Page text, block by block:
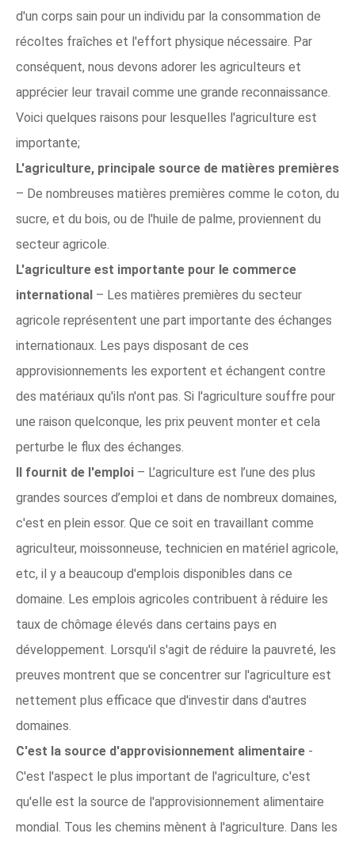
d'un corps sain pour un individu par la consommation de
récoltes fraîches et l'effort physique nécessaire. Par
conséquent, nous devons adorer les agriculteurs et
apprécier leur travail comme une grande reconnaissance.
Voici quelques raisons pour lesquelles l'agriculture est
importante;
L'agriculture, principale source de matières premières
– De nombreuses matières premières comme le coton, du
sucre, et du bois, ou de l'huile de palme, proviennent du
secteur agricole.
L'agriculture est importante pour le commerce
international – Les matières premières du secteur
agricole représentent une part importante des échanges
internationaux. Les pays disposant de ces
approvisionnements les exportent et échangent contre
des matériaux qu'ils n'ont pas. Si l'agriculture souffre pour
une raison quelconque, les prix peuvent monter et cela
perturbe le flux des échanges.
Il fournit de l'emploi – L’agriculture est l’une des plus
grandes sources d’emploi et dans de nombreux domaines,
c'est en plein essor. Que ce soit en travaillant comme
agriculteur, moissonneuse, technicien en matériel agricole,
etc, il y a beaucoup d'emplois disponibles dans ce
domaine. Les emplois agricoles contribuent à réduire les
taux de chômage élevés dans certains pays en
développement. Lorsqu'il s'agit de réduire la pauvreté, les
preuves montrent que se concentrer sur l'agriculture est
nettement plus efficace que d'investir dans d'autres
domaines.
C'est la source d'approvisionnement alimentaire -
C'est l'aspect le plus important de l'agriculture, c'est
qu'elle est la source de l'approvisionnement alimentaire
mondial. Tous les chemins mènent à l'agriculture. Dans les